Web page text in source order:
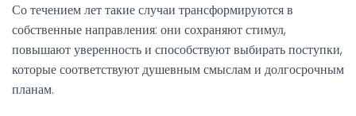
Со течением лет такие случаи трансформируются в
собственные направления: они сохраняют стимул,
повышают уверенность и способствуют выбирать поступки,
которые соответствуют душевным смыслам и долгосрочным
планам.